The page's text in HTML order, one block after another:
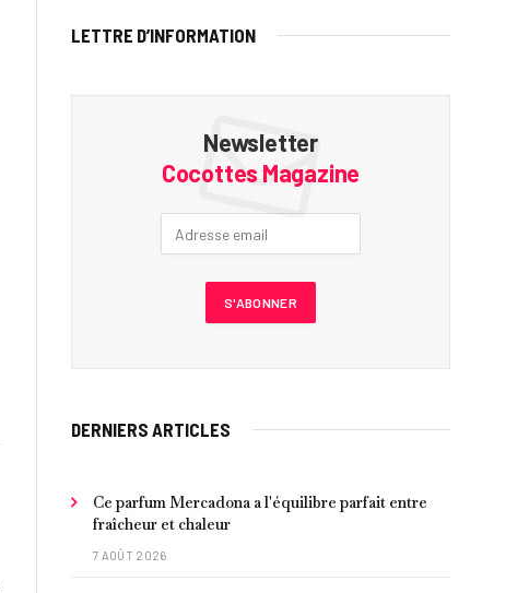
LETTRE D’INFORMATION
Newsletter
Cocottes Magazine
DERNIERS ARTICLES
Ce parfum Mercadona a l'équilibre parfait entre
fraîcheur et chaleur
7 AOÛT 2026